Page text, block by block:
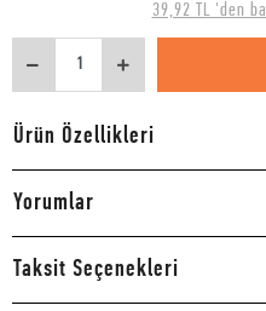
39,92 TL 'den
Ürün Özellikleri
Yorumlar
Taksit Seçenekleri